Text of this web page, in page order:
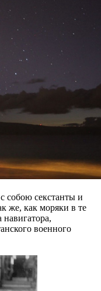
собою секстанты и
же, как моряки в те
военного